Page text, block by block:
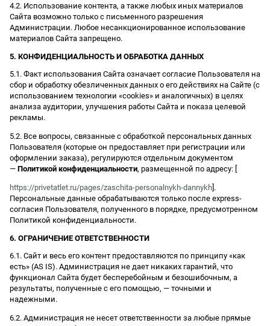
4.2. Использование контента, а также любых иных материалов
Сайта возможно только с письменного разрешения
Администрации. Любое несанкционированное использование
материалов Сайта запрещено.
5. КОНФИДЕНЦИАЛЬНОСТЬ И ОБРАБОТКА ДАННЫХ
5.1. Факт использования Сайта означает согласие Пользователя на
сбор и обработку обезличенных данных о его действиях на Сайте (с
использованием технологии «cookies» и аналогичных) в целях
анализа аудитории, улучшения работы Сайта и показа целевой
рекламы.
5.2. Все вопросы, связанные с обработкой персональных данных
Пользователя (которые он предоставляет при регистрации или
оформлении заказа), регулируются отдельным документом
— Политикой конфиденциальности, размещенной по адресу: [
https://privetatlet.ru/pages/zaschita-personalnykh-dannykh ].
Персональные данные обрабатываются только после express-
согласия Пользователя, полученного в порядке, предусмотренном
Политикой конфиденциальности.
6. ОГРАНИЧЕНИЕ ОТВЕТСТВЕННОСТИ
6.1. Сайт и весь его контент предоставляются по принципу «как
есть» (AS IS). Администрация не дает никаких гарантий, что
функционал Сайта будет бесперебойным и безошибочным, а
результаты, полученные с его помощью, — точными и
надежными.
6.2. Администрация не несет ответственности за любые прямые